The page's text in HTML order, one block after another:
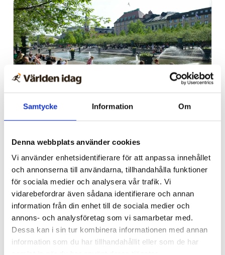
Samtycke Information Om
Denna webbplats använder cookies
Vi använder enhetsidentifierare för att anpassa innehållet
och annonserna till användarna, tillhandahålla funktioner
för sociala medier och analysera vår trafik. Vi
vidarebefordrar även sådana identifierare och annan
information från din enhet till de sociala medier och
annons- och analysföretag som vi samarbetar med.
Dessa kan i sin tur kombinera informationen med annan
information som du har tillhandahållit eller som de har
Stockholm
Nu ska kung Jesus lyftas i
Kungsan – detta väntar
besökaren